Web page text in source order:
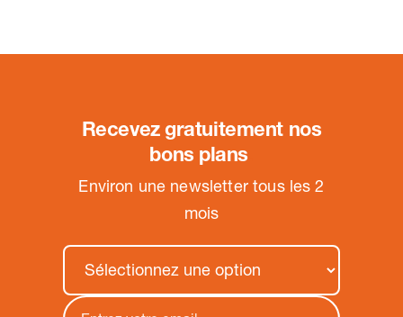
Recevez gratuitement nos
bons plans
Environ une newsletter tous les 2
mois